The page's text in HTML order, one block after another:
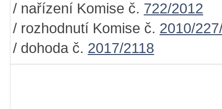
/ nařízení Komise č. 722/2012
/ rozhodnutí Komise č. 2010/
/ dohoda č. 2017/2118